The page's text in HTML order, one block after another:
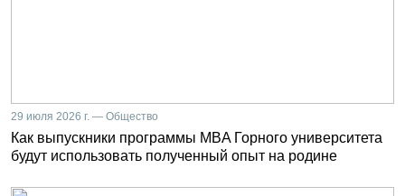
29 июля 2026 г. — Общество
Как выпускники программы MBA Горного университета
будут использовать полученный опыт на родине